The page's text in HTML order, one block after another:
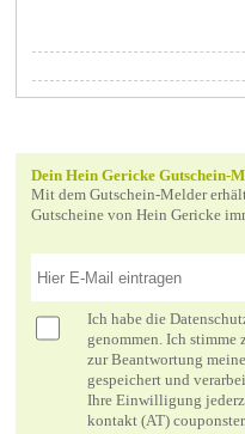
Dein Hein Gericke Gutschein-
Mit dem Gutschein-Melder
Gutscheine von Hein Gericke
Ich habe die
genommen. Ich stimme
zur Beantwortung
gespeichert und
Ihre Einwilligung
kontakt (AT)